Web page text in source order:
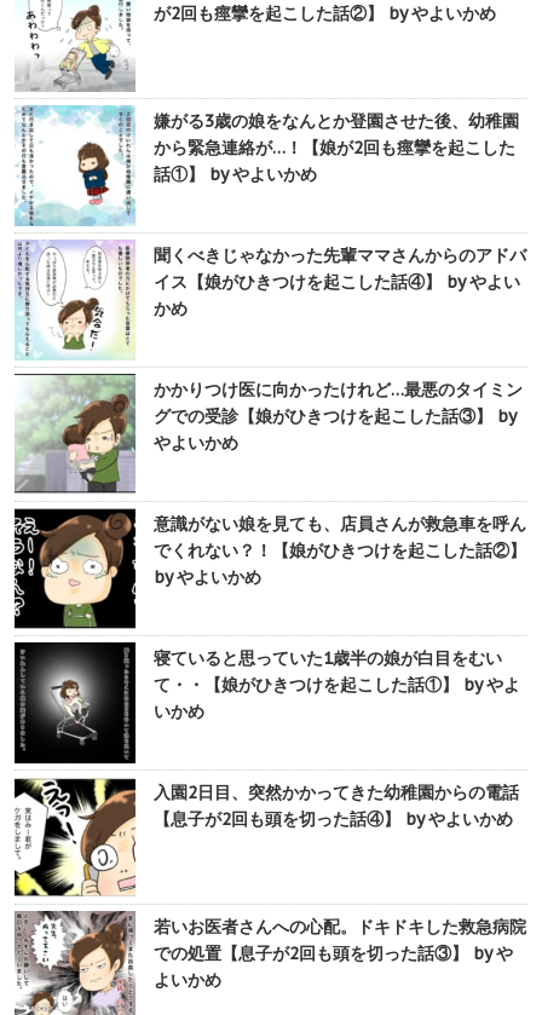
が2回も痙攣を起こした話②】 by やよいかめ
嫌がる3歳の娘をなんとか登園させた後、幼稚園
から緊急連絡が…！【娘が2回も痙攣を起こした
話①】 by やよいかめ
聞くべきじゃなかった先輩ママさんからのアドバ
イス【娘がひきつけを起こした話④】 by やよい
かめ
かかりつけ医に向かったけれど…最悪のタイミン
グでの受診【娘がひきつけを起こした話③】 by
やよいかめ
意識がない娘を見ても、店員さんが救急車を呼ん
でくれない？！【娘がひきつけを起こした話②】
by やよいかめ
寝ていると思っていた1歳半の娘が白目をむい
て・・【娘がひきつけを起こした話①】 by やよ
いかめ
入園2日目、突然かかってきた幼稚園からの電話
【息子が2回も頭を切った話④】 by やよいかめ
若いお医者さんへの心配。ドキドキした救急病院
での処置【息子が2回も頭を切った話③】 by や
よいかめ